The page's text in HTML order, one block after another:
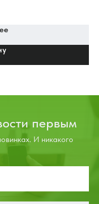
первым
И никакого